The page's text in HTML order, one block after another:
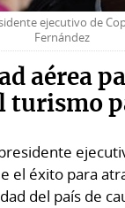
ejecutivo de
Fernández
aérea
turismo
el éxito para
del país de